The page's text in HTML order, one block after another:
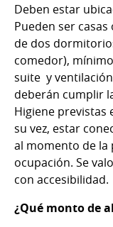
Deben estar
Pueden ser
de dos
comedor),
suite y
deberán cumplir
Higiene previstas
su vez, estar
al momento de la
ocupación. Se
con accesibilidad.
¿Qué monto de